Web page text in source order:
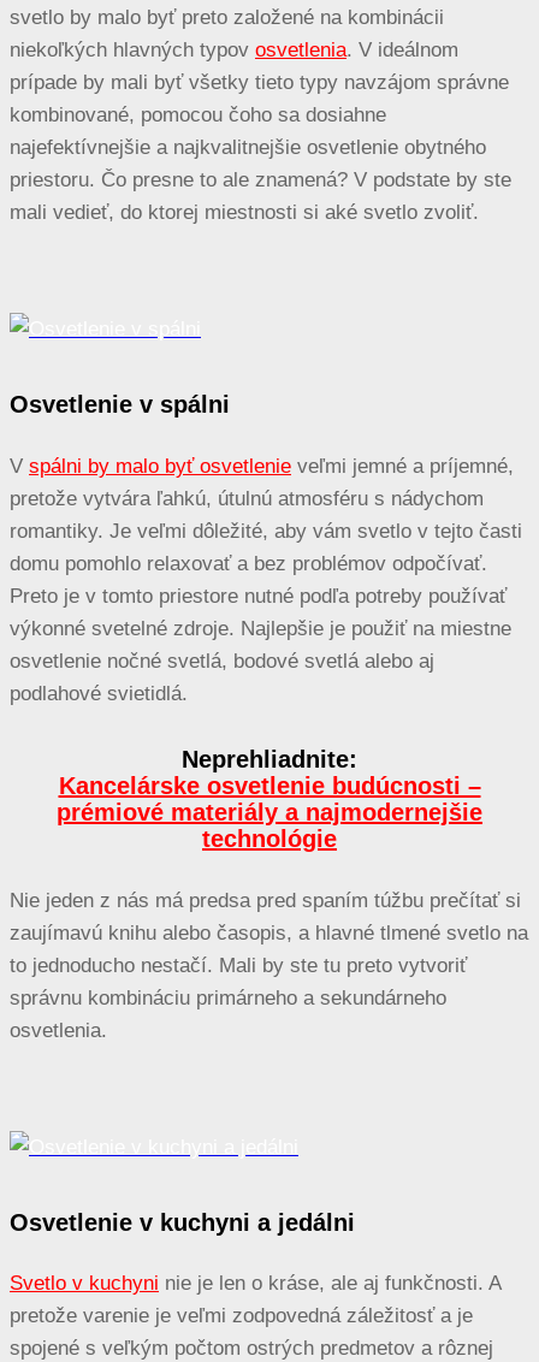
svetlo by malo byť preto založené na kombinácii
niekoľkých hlavných typov osvetlenia. V ideálnom
prípade by mali byť všetky tieto typy navzájom správne
kombinované, pomocou čoho sa dosiahne
najefektívnejšie a najkvalitnejšie osvetlenie obytného
priestoru. Čo presne to ale znamená? V podstate by ste
mali vedieť, do ktorej miestnosti si aké svetlo zvoliť.
Osvetlenie v spálni
V spálni by malo byť osvetlenie veľmi jemné a príjemné,
pretože vytvára ľahkú, útulnú atmosféru s nádychom
romantiky. Je veľmi dôležité, aby vám svetlo v tejto časti
domu pomohlo relaxovať a bez problémov odpočívať.
Preto je v tomto priestore nutné podľa potreby používať
výkonné svetelné zdroje. Najlepšie je použiť na miestne
osvetlenie nočné svetlá, bodové svetlá alebo aj
podlahové svietidlá.
Neprehliadnite:
Kancelárske osvetlenie budúcnosti –
prémiové materiály a najmodernejšie
technológie
Nie jeden z nás má predsa pred spaním túžbu prečítať si
zaujímavú knihu alebo časopis, a hlavné tlmené svetlo na
to jednoducho nestačí. Mali by ste tu preto vytvoriť
správnu kombináciu primárneho a sekundárneho
osvetlenia.
Osvetlenie v kuchyni a jedálni
Svetlo v kuchyni nie je len o kráse, ale aj funkčnosti. A
pretože varenie je veľmi zodpovedná záležitosť a je
spojené s veľkým počtom ostrých predmetov a rôznej